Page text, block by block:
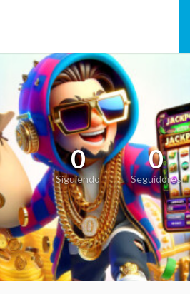
0
Siguiendo
0
Seguidores